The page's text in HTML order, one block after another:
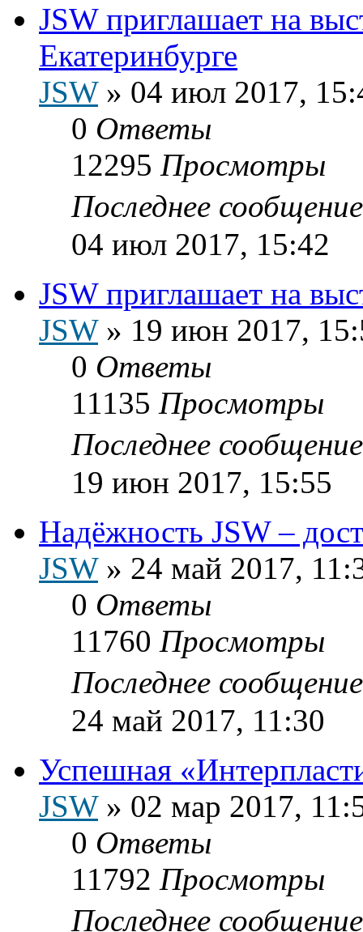
JSW приглашает на
Екатеринбурге
JSW» 04 июл 2017,
0 Ответы
12295 Просмотры
Последнее
04 июл 2017, 15:42
JSW приглашает на
JSW» 19 июн 2017,
0 Ответы
11135 Просмотры
Последнее
19 июн 2017, 15:55
Надёжность JSW –
JSW» 24 май 2017,
0 Ответы
11760 Просмотры
Последнее
24 май 2017, 11:30
Успешная
JSW» 02 мар 2017,
0 Ответы
11792 Просмотры
Последнее